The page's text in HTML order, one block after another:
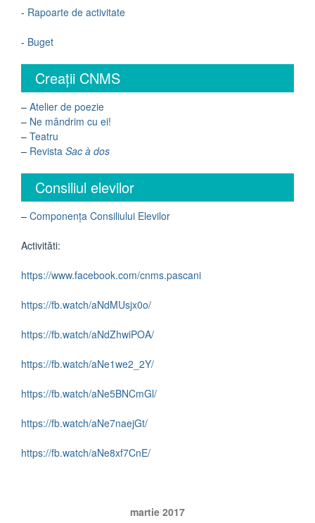
- Rapoarte de activitate
- Buget
Creații CNMS
– Atelier de poezie
– Ne mândrim cu ei!
– Teatru
– Revista Sac à dos
Consiliul elevilor
– Componența Consiliului Elevilor
Activităti:
https://www.facebook.com/cnms.pascani
https://fb.watch/aNdMUsjx0o/
https://fb.watch/aNdZhwiPOA/
https://fb.watch/aNe1we2_2Y/
https://fb.watch/aNe5BNCmGl/
https://fb.watch/aNe7naejGt/
https://fb.watch/aNe8xf7CnE/
martie 2017